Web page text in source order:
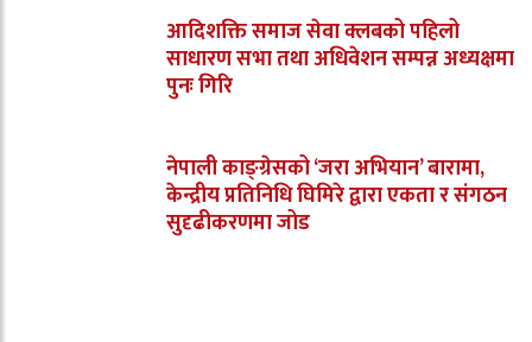
आदिशक्ति समाज सेवा क्लबको पहिलो
साधारण सभा तथा अधिवेशन सम्पन्न अध्यक्षमा
पुनः गिरि
नेपाली काङ्ग्रेसको ‘जरा अभियान’ बारामा,
केन्द्रीय प्रतिनिधि घिमिरे द्वारा एकता र संगठन
सुदृढीकरणमा जोड